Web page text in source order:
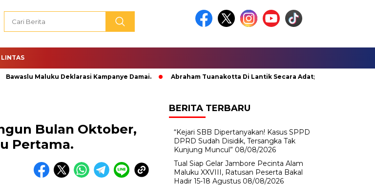
LINTAS
Maluku Deklarasi Kampanye Damai. Abraham Tuanakotta Di Lantik Secara Adat; Pj Bupati Malteng
Bulan Oktober,
Pertama.
BERITA TERBARU
“Kejari SBB Dipertanyakan! Kasus SPPD
DPRD Sudah Disidik, Tersangka Tak
Kunjung Muncul” 08/08/2026
Tual Siap Gelar Jambore Pecinta Alam
Maluku XXVIII, Ratusan Peserta Bakal
Hadir 15-18 Agustus 08/08/2026